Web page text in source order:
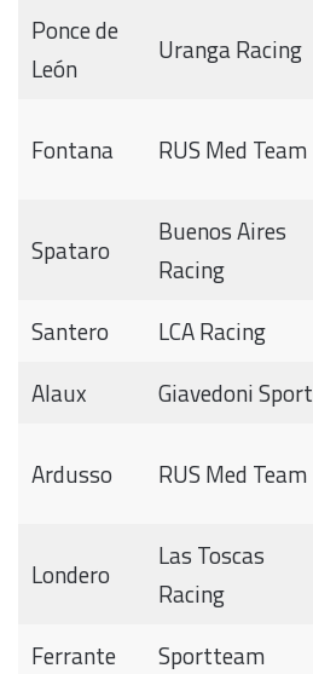
Ponce de
León
Uranga Racing
Fontana RUS Med Team
Spataro
Buenos Aires
Racing
Santero LCA Racing
Alaux
Giavedoni Sport
Ardusso RUS Med Team
Londero
Las Toscas
Racing
Ferrante
Sportteam